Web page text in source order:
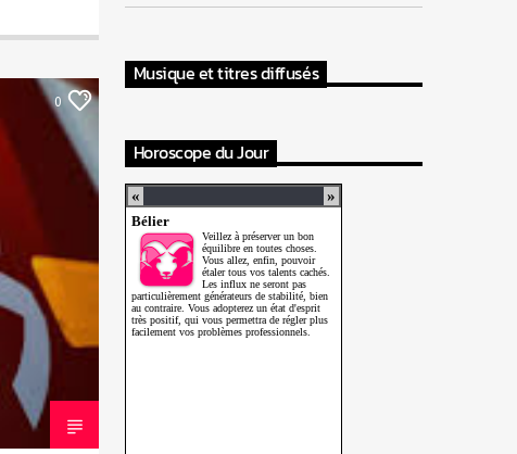
0
Musique et titres diffusés
Horoscope du Jour